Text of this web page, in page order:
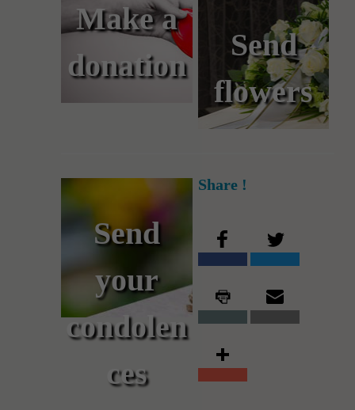
Make a
donation
Send
flowers
Send
your
condolen
ces
Share !